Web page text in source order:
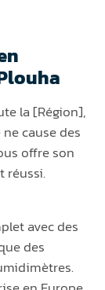
la [Région],
ne cause des
offre son
réussi.
avec des
des